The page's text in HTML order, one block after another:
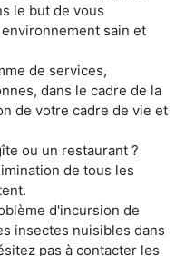
le but de vous
sain et
de services,
dans le cadre de la
de votre cadre de vie et
ou un restaurant ?
de tous les
d'incursion de
insectes nuisibles dans
pas à contacter les